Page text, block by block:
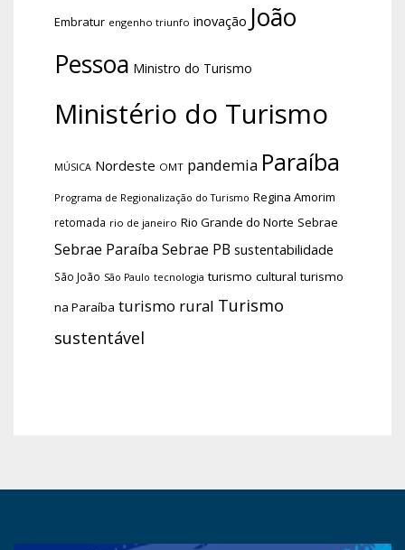
Embratur engenho triunfo inovação João
Pessoa Ministro do Turismo
Ministério do Turismo
MÚSICA Nordeste OMT pandemia Paraíba
Programa de Regionalização do Turismo Regina Amorim
retomada rio de janeiro Rio Grande do Norte Sebrae
Sebrae Paraíba Sebrae PB sustentabilidade
São João São Paulo tecnologia turismo cultural turismo
na Paraíba turismo rural Turismo
sustentável